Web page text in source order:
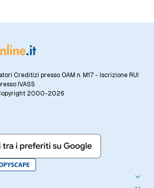
Creditizi presso OAM n. M17 - Iscrizione RUI
IVASS
2000-2026